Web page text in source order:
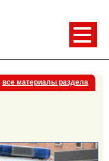
все материалы раздела